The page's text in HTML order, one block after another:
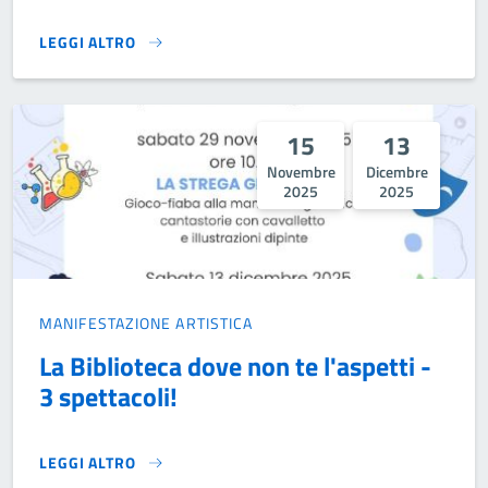
LEGGI ALTRO
CINEFORUM – “HER”}
15
Novembre
2025
13
Dicembre
2025
MANIFESTAZIONE ARTISTICA
La Biblioteca dove non te l'aspetti -
3 spettacoli!
LEGGI ALTRO
LA BIBLIOTECA DOVE NON TE L'ASPETTI - 3 SPETTACOLI!}